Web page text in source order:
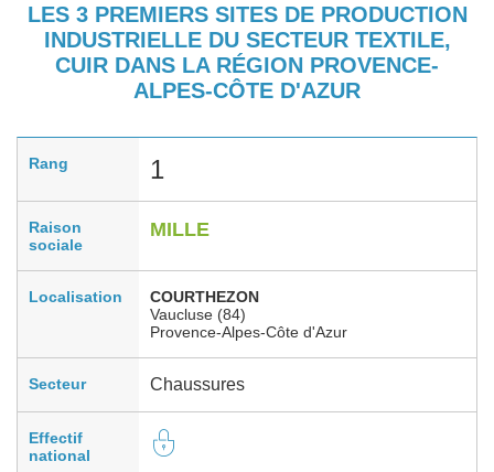
LES 3 PREMIERS SITES DE PRODUCTION
INDUSTRIELLE DU SECTEUR TEXTILE,
CUIR DANS LA RÉGION PROVENCE-
ALPES-CÔTE D'AZUR
Rang 1
Raison
sociale
MILLE
Localisation
COURTHEZON
Vaucluse (84)
Provence-Alpes-Côte d'Azur
Secteur Chaussures
Effectif
national